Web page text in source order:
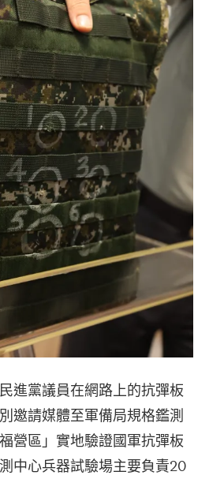
進黨議員在網路上的抗彈板
邀請媒體至軍備局規格鑑測
營區」實地驗證國軍抗彈板
中心兵器試驗場主要負責20